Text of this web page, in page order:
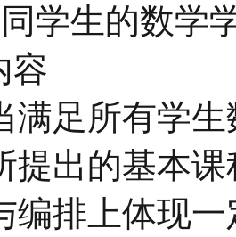
学生的数学
容
满足所有学
提出的基本
编排上体现